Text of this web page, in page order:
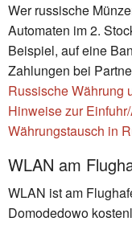
Wer russische
Automaten im 2.
Beispiel, auf eine
Zahlungen bei
Russische Währung
Hinweise zur
Währungstausch in
WLAN am
WLAN ist am
Domodedowo